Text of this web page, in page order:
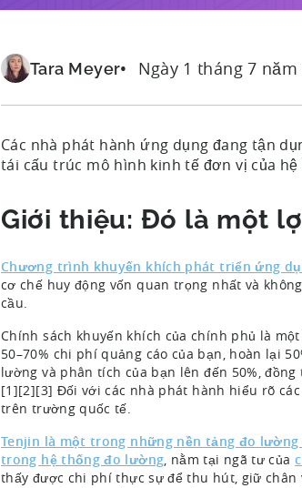
Tara Meyer Ngày 1 tháng 7 năm
Các nhà phát hành ứng dụng đang tận
tái cấu trúc mô hình kinh tế đơn vị của
Giới thiệu: Đó là một
Chương trình khuyến khích phát triển ứng
cơ chế huy động vốn quan trọng nhất và
cầu.
Chính sách khuyến khích của chính phủ là
50–70% chi phí quảng cáo của bạn, hoàn lại
lường và phân tích của bạn lên đến 50%,
[1][2][3] Đối với các nhà phát hành hiểu rõ
trên trường quốc tế.
Tenjin là một trong những nền tảng đo
trong hệ thống đo lường, nằm tại ngã tư của
thấy được chi phí thực sự để thu hút, giữ chân